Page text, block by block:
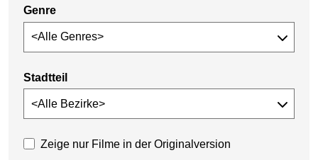
Genre
Stadtteil
Zeige nur Filme in der Originalversion